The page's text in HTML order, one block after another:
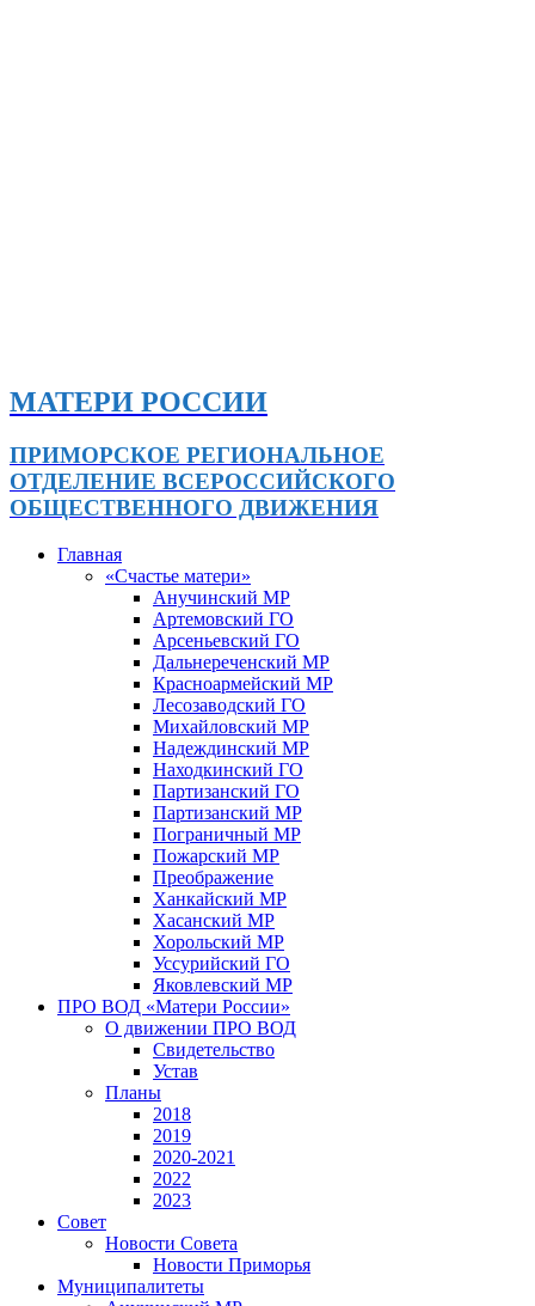
МАТЕРИ РОССИИ
ПРИМОРСКОЕ РЕГИОНАЛЬНОЕ
ОТДЕЛЕНИЕ ВСЕРОССИЙСКОГО
ОБЩЕСТВЕННОГО ДВИЖЕНИЯ
Главная
«Счастье матери»
Анучинский МР
Артемовский ГО
Арсеньевский ГО
Дальнереченский МР
Красноармейский МР
Лесозаводский ГО
Михайловский МР
Надеждинский МР
Находкинский ГО
Партизанский ГО
Партизанский МР
Пограничный МР
Пожарский МР
Преображение
Ханкайский МР
Хасанский МР
Хорольский МР
Уссурийский ГО
Яковлевский МР
ПРО ВОД «Матери России»
О движении ПРО ВОД
Свидетельство
Устав
Планы
2018
2019
2020-2021
2022
2023
Совет
Новости Совета
Новости Приморья
Муниципалитеты